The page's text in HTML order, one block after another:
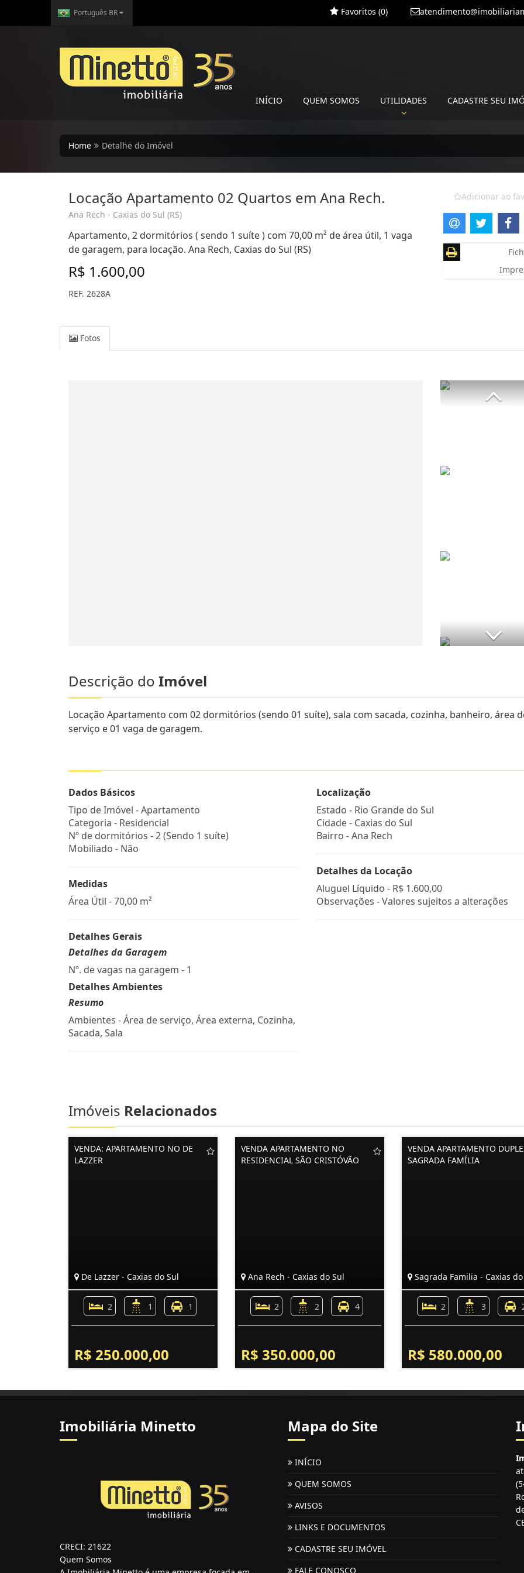
Português BR Favoritos (0)
INÍCIO QUEM SOMOS UTILIDADES CADASTRE SEU
Home Detalhe do Imóvel
Locação Apartamento 02 Quartos em Ana Rech.
Ana Rech - Caxias do Sul (RS)
Apartamento, 2 dormitórios ( sendo 1 suíte ) com 70,00 m² de área útil, 1 vaga
de garagem, para locação. Ana Rech, Caxias do Sul (RS)
R$ 1.600,00
REF. 2628A
Adicionar ao
Fotos
Descrição do Imóvel
Locação Apartamento com 02 dormitórios (sendo 01 suíte), sala com sacada, cozinha, banheiro, área
serviço e 01 vaga de garagem.
Dados Básicos
Tipo de Imóvel - Apartamento
Categoria - Residencial
Nº de dormitórios - 2 (Sendo 1 suíte)
Mobiliado - Não
Medidas
Área Útil - 70,00 m²
Detalhes Gerais
Detalhes da Garagem
Nº. de vagas na garagem - 1
Detalhes Ambientes
Resumo
Ambientes - Área de serviço, Área externa, Cozinha,
Sacada, Sala
Localização
Estado - Rio Grande do Sul
Cidade - Caxias do Sul
Bairro -Ana Rech
Detalhes da Locação
Aluguel Líquido - R$ 1.600,00
Observações - Valores sujeitos a alterações
Imóveis Relacionados
VENDA: APARTAMENTO NO DE
LAZZER
De Lazzer - Caxias do Sul
2 1 1
R$ 250.000,00
VENDA APARTAMENTO NO
RESIDENCIAL SÃO CRISTÓVÃO
Ana Rech - Caxias do Sul
2 2 4
R$ 350.000,00
VENDA APARTAMENTO
SAGRADA FAMÍLIA
Sagrada Familia - Caxias
2 3
R$ 580.000,00
Imobiliária Minetto
CRECI: 21622
Quem Somos
Mapa do Site
INÍCIO
QUEM SOMOS
AVISOS
LINKS E DOCUMENTOS
CADASTRE SEU IMÓVEL
FALE CONOSCO